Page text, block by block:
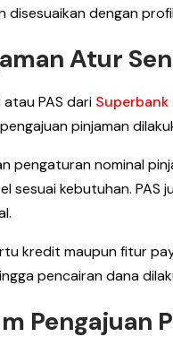
dengan
Atur
PAS dari Superbank
pinjaman
pengaturan nominal
sesuai kebutuhan.
kredit maupun fitur
pencairan dana
Pengajuan